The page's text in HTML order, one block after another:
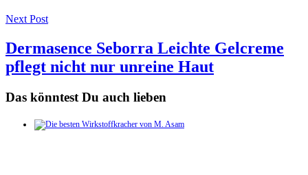
Next Post
Dermasence Seborra Leichte Gelcreme
pflegt nicht nur unreine Haut
Das könntest Du auch lieben